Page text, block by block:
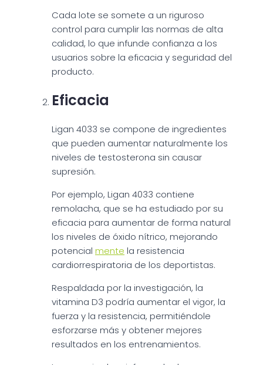
Cada lote se somete a un riguroso
control para cumplir las normas de alta
calidad, lo que infunde confianza a los
usuarios sobre la eficacia y seguridad del
producto.
Eficacia
Ligan 4033 se compone de ingredientes
que pueden aumentar naturalmente los
niveles de testosterona sin causar
supresión.
Por ejemplo, Ligan 4033 contiene
remolacha, que se ha estudiado por su
eficacia para aumentar de forma natural
los niveles de óxido nítrico, mejorando
potencial mente la resistencia
cardiorrespiratoria de los deportistas.
Respaldada por la investigación, la
vitamina D3 podría aumentar el vigor, la
fuerza y la resistencia, permitiéndole
esforzarse más y obtener mejores
resultados en los entrenamientos.